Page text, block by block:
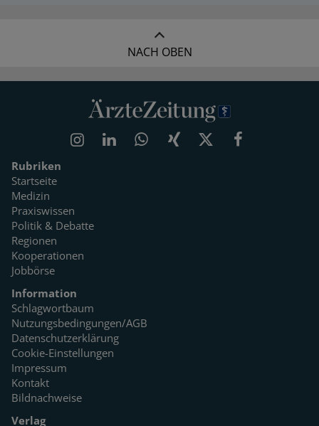
NACH OBEN
Rubriken
Startseite
Medizin
Praxiswissen
Politik & Debatte
Regionen
Kooperationen
Jobbörse
Information
Schlagwortbaum
Nutzungsbedingungen/AGB
Datenschutzerklärung
Cookie-Einstellungen
Impressum
Kontakt
Bildnachweise
Verlag